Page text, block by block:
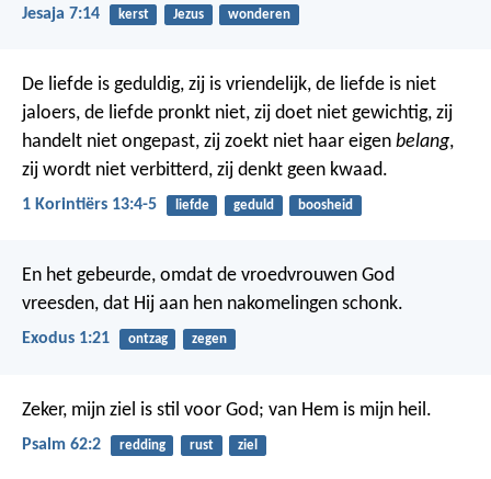
Jesaja 7:14 kerst Jezus wonderen
De liefde is geduldig, zij is vriendelijk, de liefde is niet
jaloers, de liefde pronkt niet, zij doet niet gewichtig, zij
handelt niet ongepast, zij zoekt niet haar eigen belang,
zij wordt niet verbitterd, zij denkt geen kwaad.
1 Korintiërs 13:4-5 liefde geduld boosheid
En het gebeurde, omdat de vroedvrouwen God
vreesden, dat Hij aan hen nakomelingen schonk.
Exodus 1:21 ontzag zegen
Zeker, mijn ziel is stil voor God; van Hem is mijn heil.
Psalm 62:2 redding rust ziel